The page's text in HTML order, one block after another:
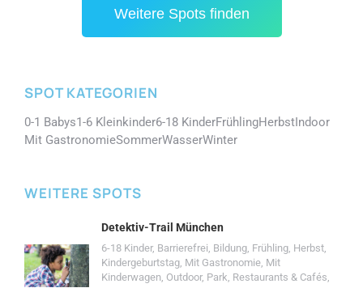
Weitere Spots finden
SPOT KATEGORIEN
0-1 Babys1-6 Kleinkinder6-18 KinderFrühlingHerbstIndoor
Mit GastronomieSommerWasserWinter
WEITERE SPOTS
Detektiv-Trail München
6-18 Kinder, Barrierefrei, Bildung, Frühling, Herbst,
Kindergeburtstag, Mit Gastronomie, Mit
Kinderwagen, Outdoor, Park, Restaurants & Cafés,